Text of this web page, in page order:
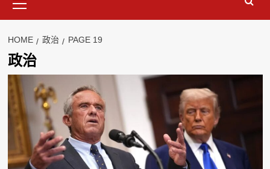
Menu
HOME 政治 PAGE 19
政治